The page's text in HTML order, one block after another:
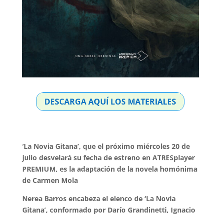
DESCARGA AQUÍ LOS MATERIALES
‘La Novia Gitana’, que el próximo miércoles 20 de
julio desvelará su fecha de estreno en ATRESplayer
PREMIUM, es la adaptación de la novela homónima
de Carmen Mola
Nerea Barros encabeza el elenco de ‘La Novia
Gitana’, conformado por Darío Grandinetti, Ignacio